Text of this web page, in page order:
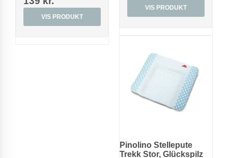
VIS PRODUKT
VIS PRODUKT
Pinolino Stellepute
Trekk Stor, Glückspilz